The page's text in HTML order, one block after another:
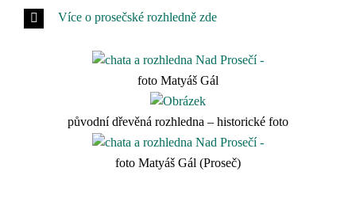
Více o prosečské rozhledně zde
foto Matyáš Gál
původní dřevěná rozhledna – historické foto
foto Matyáš Gál (Proseč)